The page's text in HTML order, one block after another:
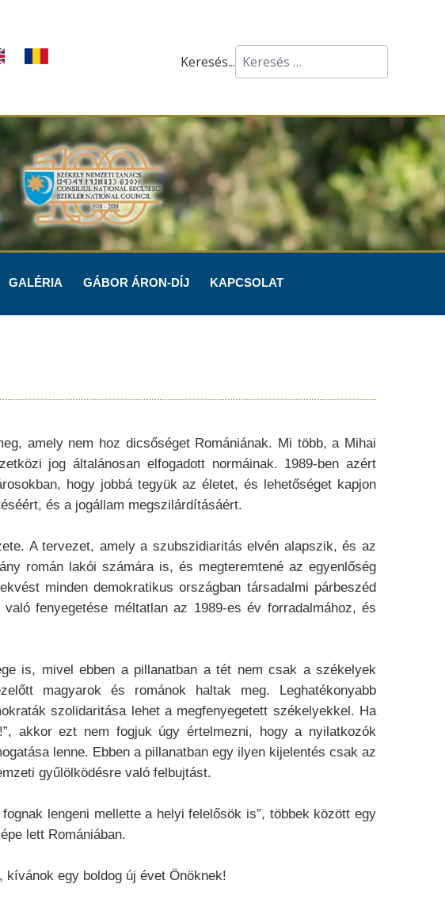
Keresés...
GALÉRIA GÁBOR ÁRON-DÍJ KAPCSOLAT
amely nem hoz dicsőséget Romániának. Mi több, a Mihai
jog általánosan elfogadott normáinak. 1989-ben azért
hogy jobbá tegyük az életet, és lehetőséget kapjon
és a jogállam megszilárdításáért.
A tervezet, amely a szubszidiaritás elvén alapszik, és az
román lakói számára is, és megteremtené az egyenlőség
minden demokratikus országban társadalmi párbeszéd
fenyegetése méltatlan az 1989-es év forradalmához, és
mivel ebben a pillanatban a tét nem csak a székelyek
magyarok és románok haltak meg. Leghatékonyabb
szolidaritása lehet a megfenyegetett székelyekkel. Ha
akkor ezt nem fogjuk úgy értelmezni, hogy a nyilatkozók
lenne. Ebben a pillanatban egy ilyen kijelentés csak az
gyűlölködésre való felbujtást.
lengeni mellette a helyi felelősök is”, többek között egy
lett Romániában.
egy boldog új évet Önöknek!